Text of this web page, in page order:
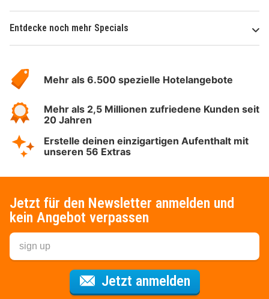
Entdecke noch mehr Specials
Hotelspecials
Mehr als 6.500 spezielle Hotelangebote
Mehr als 2,5 Millionen zufriedene Kunden seit
20 Jahren
Erstelle deinen einzigartigen Aufenthalt mit
unseren 56 Extras
Jetzt für den Newsletter anmelden und
kein Angebot verpassen
Jetzt anmeldenFür den